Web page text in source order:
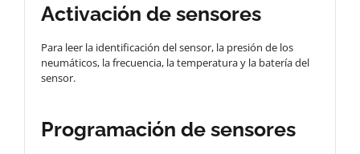
Activación de sensores
Para leer la identificación del sensor, la presión de los
neumáticos, la frecuencia, la temperatura y la batería del
sensor.
Programación de sensores